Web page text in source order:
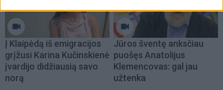
Į Klaipėdą iš emigracijos
grįžusi Karina Kučinskienė
įvardijo didžiausią savo
norą
Jūros šventę anksčiau
puošęs Anatolijus
Klemencovas: gal jau
užtenka